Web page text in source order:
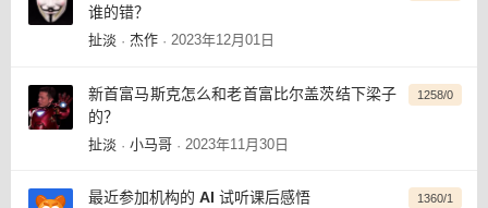
谁的错？
扯淡 · 杰作 · 2023年12月01日
新首富马斯克怎么和老首富比尔盖茨结下梁子
的？
扯淡 · 小马哥 · 2023年11月30日
1258/0
最近参加机构的 AI 试听课后感悟 1360/1